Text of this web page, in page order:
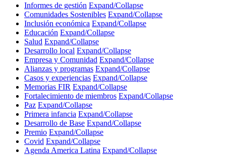
Informes de gestión Expand/Collapse
Comunidades Sostenibles Expand/Collapse
Inclusión económica Expand/Collapse
Educación Expand/Collapse
Salud Expand/Collapse
Desarrollo local Expand/Collapse
Empresa y Comunidad Expand/Collapse
Alianzas y programas Expand/Collapse
Casos y experiencias Expand/Collapse
Memorias FIR Expand/Collapse
Fortalecimiento de miembros Expand/Collapse
Paz Expand/Collapse
Primera infancia Expand/Collapse
Desarrollo de Base Expand/Collapse
Premio Expand/Collapse
Covid Expand/Collapse
Agenda America Latina Expand/Collapse